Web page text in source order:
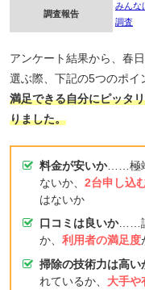
調査報告
みんな
調査
アンケート結果から、春
選ぶ際、下記の5つのポイ
満足できる自分にピッタ
りました。
料金が安いか……極
ないか、 2台申し込
はないか
口コミは良いか……
か、 利用者の満足度
掃除の技術力は高い
れているか、 大手や